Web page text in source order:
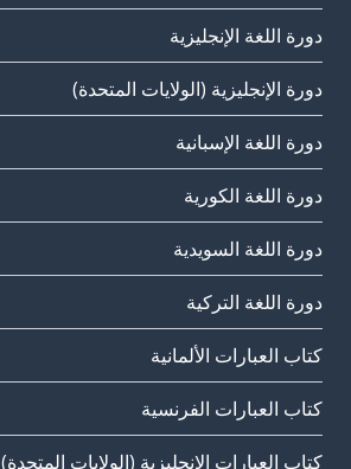
دورة اللغة الإنجليزية
دورة الإنجليزية (الولايات المتحدة)
دورة اللغة الإسبانية
دورة اللغة الكورية
دورة اللغة السويدية
دورة اللغة التركية
كتاب العبارات الألمانية
كتاب العبارات الفرنسية
كتاب العبارات الإنجليزية (الولايات المتحدة)